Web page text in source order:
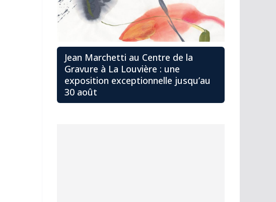
Jean Marchetti au Centre de la
Gravure à La Louvière : une
exposition exceptionnelle jusqu’au
30 août